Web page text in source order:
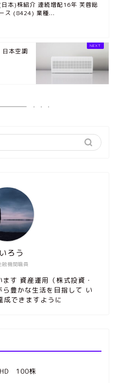
本)株紹介 連続増配16年 芙蓉総
ス (8424) 業種...
日本空調
融機関職員
ろう
す 資産運用（株式投資・
豊かな生活を目指して い
成できますように
100株